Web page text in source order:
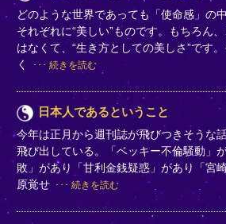
どのような世界であっても「使命感」の
それぞれに“美しい”ものです。もちろん
はなくて、“生き方としての美しさ”です
く
続きを読む
日本人であるということ
今年は正月から週刊誌が飛びつきそうな
飛び出している。「ベッキー不倫騒動」
敗」があり「甘利金銭疑惑」があり「宮
原覚せ
続きを読む